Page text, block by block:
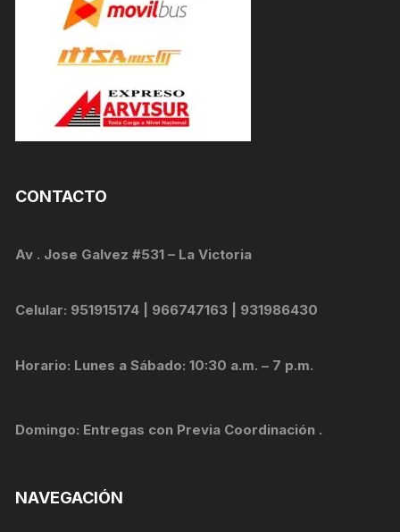
CONTACTO
Av . Jose Galvez #531 – La Victoria
Celular: 951915174 | 966747163 | 931986430
Horario: Lunes a Sábado: 10:30 a.m. – 7 p.m.
Domingo: Entregas con Previa Coordinación .
NAVEGACIÓN